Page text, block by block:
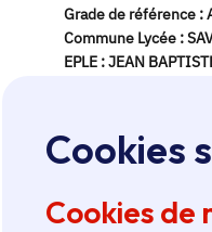
Cookies
Cookies de